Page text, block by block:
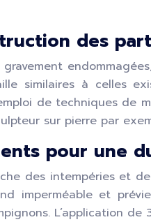
des
similaires à celles
de techniques
sur pierre par
pour une
des intempéries et
imperméable et
L’application